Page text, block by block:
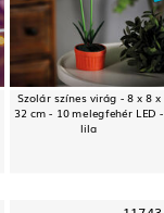
Szolár színes virág - 8 x 8 x
32 cm - 10 melegfehér LED -
lila